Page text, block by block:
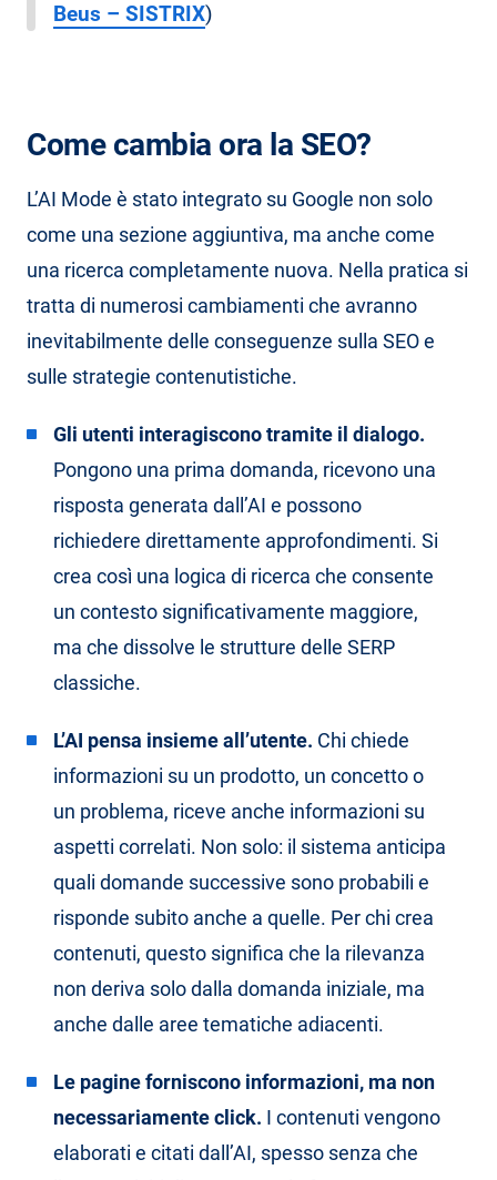
Beus – SISTRIX)
Come cambia ora la SEO?
L’AI Mode è stato integrato su Google non solo
come una sezione aggiuntiva, ma anche come
una ricerca completamente nuova. Nella pratica si
tratta di numerosi cambiamenti che avranno
inevitabilmente delle conseguenze sulla SEO e
sulle strategie contenutistiche.
Gli utenti interagiscono tramite il dialogo.
Pongono una prima domanda, ricevono una
risposta generata dall’AI e possono
richiedere direttamente approfondimenti. Si
crea così una logica di ricerca che consente
un contesto significativamente maggiore,
ma che dissolve le strutture delle SERP
classiche.
L’AI pensa insieme all’utente. Chi chiede
informazioni su un prodotto, un concetto o
un problema, riceve anche informazioni su
aspetti correlati. Non solo: il sistema anticipa
quali domande successive sono probabili e
risponde subito anche a quelle. Per chi crea
contenuti, questo significa che la rilevanza
non deriva solo dalla domanda iniziale, ma
anche dalle aree tematiche adiacenti.
Le pagine forniscono informazioni, ma non
necessariamente click. I contenuti vengono
elaborati e citati dall’AI, spesso senza che